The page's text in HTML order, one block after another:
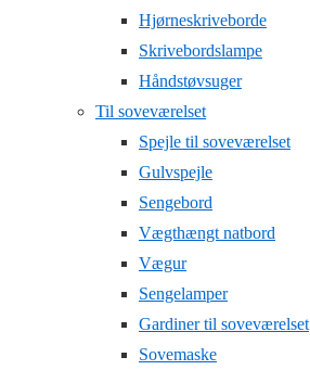
Hjørneskriveborde
Skrivebordslampe
Håndstøvsuger
Til soveværelset
Spejle til soveværelset
Gulvspejle
Sengebord
Vægthængt natbord
Vægur
Sengelamper
Gardiner til soveværelset
Sovemaske